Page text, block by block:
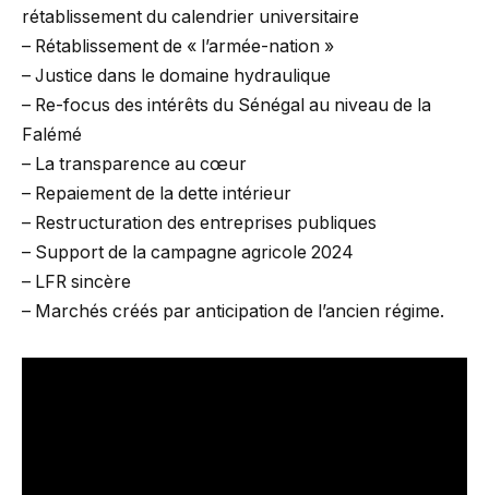
rétablissement du calendrier universitaire
– Rétablissement de « l’armée-nation »
– Justice dans le domaine hydraulique
– Re-focus des intérêts du Sénégal au niveau de la
Falémé
– La transparence au cœur
– Repaiement de la dette intérieur
– Restructuration des entreprises publiques
– Support de la campagne agricole 2024
– LFR sincère
– Marchés créés par anticipation de l’ancien régime.